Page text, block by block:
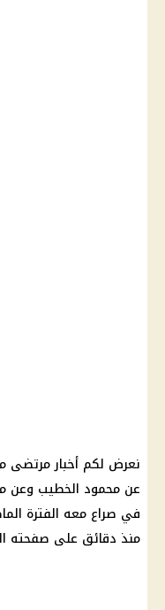
نعرض لكم أخبار مرتضى
عن محمود الخطيب وعن
في صراع معه الفترة
منذ دقائق على صفحته